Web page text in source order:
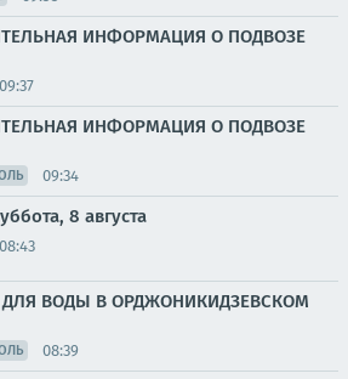
ИНФОРМАЦИЯ О ПОДВОЗЕ
09:37
ИНФОРМАЦИЯ О ПОДВОЗЕ
09:34
8 августа
08:43
ВОДЫ В ОРДЖОНИКИДЗЕВСКОМ
08:39